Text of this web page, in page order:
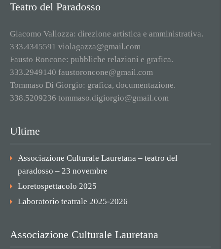
Teatro del Paradosso
Giacomo Vallozza: direzione artistica e amministrativa.
333.4345591 violagazza@gmail.com
Fausto Roncone: pubbliche relazioni e grafica.
333.2949140 faustoroncone@gmail.com
Tommaso Di Giorgio: grafica, documentazione.
338.5209236 tommaso.digiorgio@gmail.com
Ultime
Associazione Culturale Lauretana – teatro del
paradosso – 23 novembre
Loretospettacolo 2025
Laboratorio teatrale 2025-2026
Associazione Culturale Lauretana